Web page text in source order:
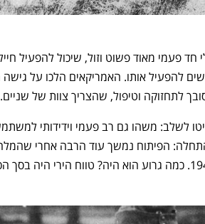
לתחזוקה וטיפול, שהצריך צוות של שניים.